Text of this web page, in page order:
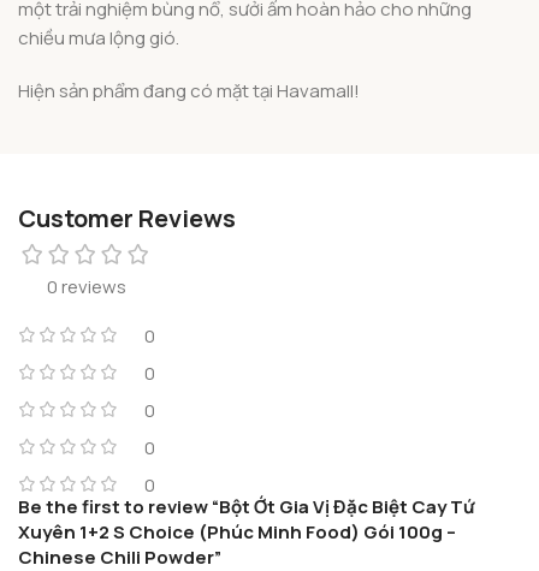
một trải nghiệm bùng nổ, sưởi ấm hoàn hảo cho những
chiều mưa lộng gió.
Hiện sản phẩm đang có mặt tại Havamall!
Customer Reviews
0 reviews
0
0
0
0
0
Be the first to review “Bột Ớt Gia Vị Đặc Biệt Cay Tứ
Xuyên 1+2 S Choice (Phúc Minh Food) Gói 100g –
Chinese Chili Powder”